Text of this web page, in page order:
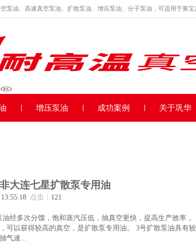
泵油、高速真空泵油、扩散泵油、增压泵油、分子泵油，可适用于莱宝
增压泵油 成功案例 关于巩华
大连七星扩散泵专用油
点击： 121
经多次分馏，饱和蒸汽压低，抽真空更快，提高生产效率，
可以获得较高的真空，是扩散泵专用油。 3号扩散泵油具有较
气速...